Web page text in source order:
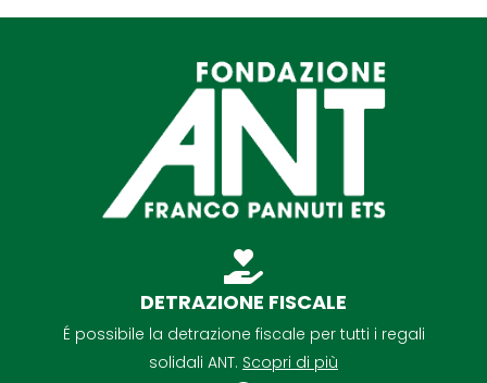
DETRAZIONE FISCALE
É possibile la detrazione fiscale per tutti i regali
solidali ANT. Scopri di più